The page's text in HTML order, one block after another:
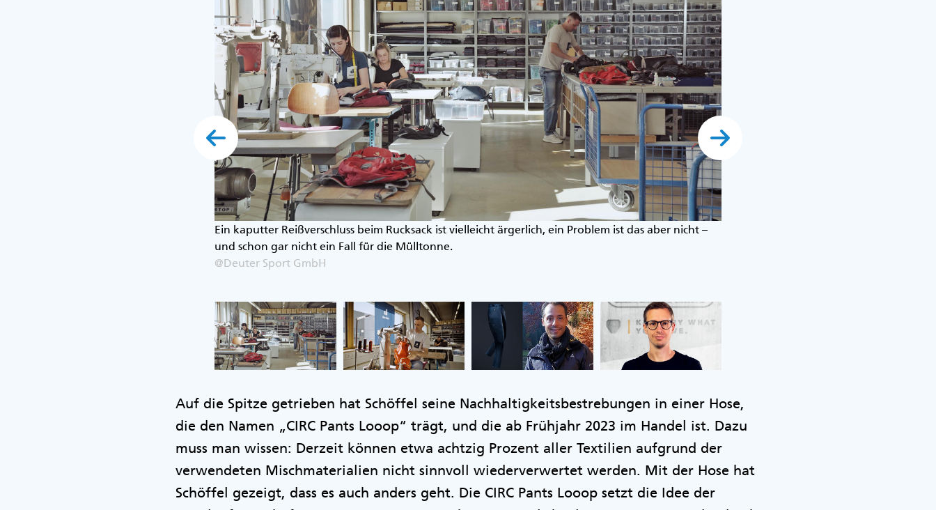
Ein kaputter Reißverschluss beim Rucksack ist vielleicht ärgerlich, ein Problem ist das aber nicht –
und schon gar nicht ein Fall für die Mülltonne.
@Deuter Sport GmbH
Auf die Spitze getrieben hat Schöffel seine Nachhaltigkeitsbestrebungen in einer Hose,
die den Namen „CIRC Pants Looop“ trägt, und die ab Frühjahr 2023 im Handel ist. Dazu
muss man wissen: Derzeit können etwa achtzig Prozent aller Textilien aufgrund der
verwendeten Mischmaterialien nicht sinnvoll wiederverwertet werden. Mit der Hose hat
Schöffel gezeigt, dass es auch anders geht. Die CIRC Pants Looop setzt die Idee der